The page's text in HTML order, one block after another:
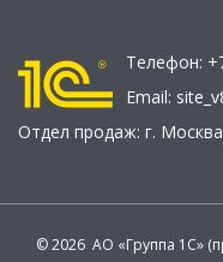
Телефон:
Email:
Отдел продаж: г. Москва
© 2026 АО «Группа 1С»